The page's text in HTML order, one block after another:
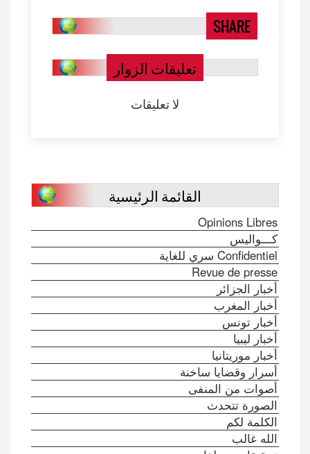
SHARE
تعليقات الزوار
لا تعليقات
القائمة الرئيسية
Opinions Libres
كـــواليس
Confidentiel سري للغاية
Revue de presse
أخبار الجزائر
أخبار المغرب
أخبار تونس
أخبار ليبيا
أخبار موريتانيا
أسرار وقضايا ساخنة
أصوات من المنفى
الصورة تتحدث
الكلمة لكم
الله غالب